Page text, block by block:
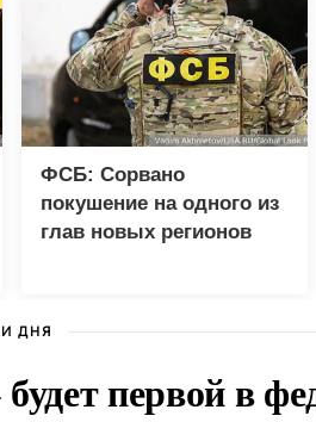
ФСБ: Сорвано
покушение на одного из
глав новых регионов
ДНЯ
первой в